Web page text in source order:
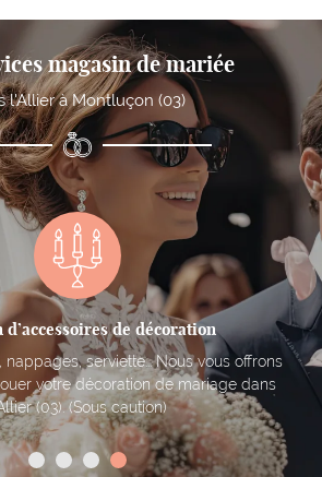
magasin de mariée
l'Allier à Montluçon (03)
sur-mesure
ou transformation, soyez sûre d’avoir
unique en accord avec votre
personnalité.